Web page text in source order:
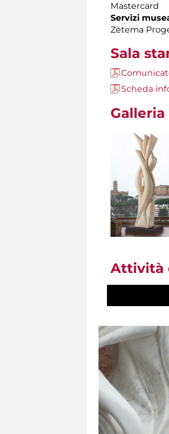
Mastercard
Servizi
Zètema
Sala
Scheda
Galleria
Attività